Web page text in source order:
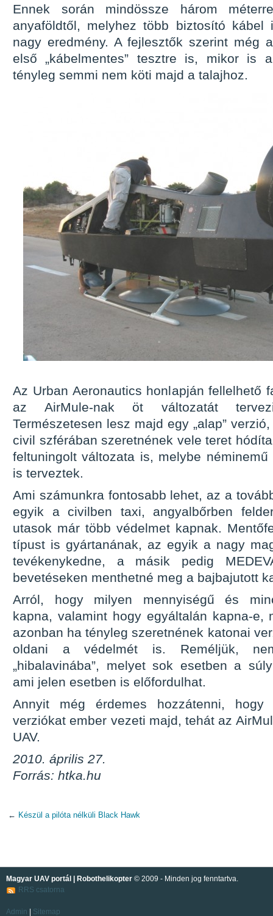
Ennek során mindössze három
anyaföldtől, melyhez több biztosító
nagy eredmény. A fejlesztők szerint még
első „kábelmentes” tesztre is, mikor is
tényleg semmi nem köti majd a talajhoz.
Az Urban Aeronautics honlapján fellelhető
az AirMule-nak öt változatát
Természetesen lesz majd egy „alap”
civil szférában szeretnének vele teret
feltuningolt változata is, melybe néminemű
is terveztek.
Ami számunkra fontosabb lehet, az a
egyik a civilben taxi, angyalbőrben
utasok már több védelmet kapnak.
típust is gyártanának, az egyik a nagy
tevékenykedne, a másik pedig
bevetéseken menthetné meg a bajbajutott
Arról, hogy milyen mennyiségű és
kapna, valamint hogy egyáltalán kapna-e,
azonban ha tényleg szeretnének katonai
oldani a védelmét is. Reméljük,
„hibalavinába”, melyet sok esetben a
ami jelen esetben is előfordulhat.
Annyit még érdemes hozzátenni,
verziókat ember vezeti majd, tehát az
UAV.
2010. április 27.
Forrás: htka.hu
← Készül a pilóta nélküli Black Hawk
Magyar UAV portál | Robothelikopter © 2009 - Minden jog fenntartva.
RRS csatorna
Admin | Sitemap